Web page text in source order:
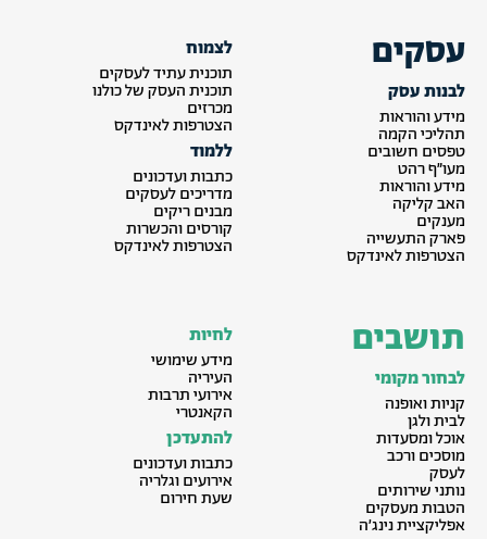
עסקים
לבנות עסק
מידע והוראות
תהליכי הקמה
טפסים חשובים
מעו״ף רהט
מידע והוראות
האב קליקה
מענקים
פארק התעשייה
הצטרפות לאינדקס
לצמוח
תוכנית עתיד לעסקים
תוכנית העסק של כולנו
מכרזים
הצטרפות לאינדקס
ללמוד
כתבות ועדכונים
מדריכים לעסקים
מבנים ריקים
קורסים והכשרות
הצטרפות לאינדקס
תושבים
לבחור מקומי
קניות ואופנה
לבית ולגן
אוכל ומסעדות
מוסכים ורכב
לעסק
נותני שירותים
הטבות מעסקים
אפליקציית נינג׳ה
לחיות
מידע שימושי
העיריה
אירועי תרבות
הקאנטרי
להתעדכן
כתבות ועדכונים
אירועים וגלריה
שעת חירום